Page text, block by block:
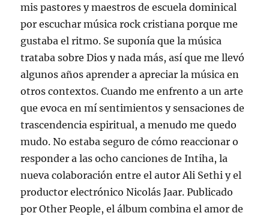
mis pastores y maestros de escuela dominical
por escuchar música rock cristiana porque me
gustaba el ritmo. Se suponía que la música
trataba sobre Dios y nada más, así que me llevó
algunos años aprender a apreciar la música en
otros contextos. Cuando me enfrento a un arte
que evoca en mí sentimientos y sensaciones de
trascendencia espiritual, a menudo me quedo
mudo. No estaba seguro de cómo reaccionar o
responder a las ocho canciones de Intiha, la
nueva colaboración entre el autor Ali Sethi y el
productor electrónico Nicolás Jaar. Publicado
por Other People, el álbum combina el amor de